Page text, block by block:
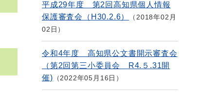
平成29年度 第2回高知県個人情報
保護審査会（H30.2.6）
2018年02月
02日
令和4年度 高知県公文書開示審査会
（第2回第三小委員会 R4.５.31開
催)
2022年05月16日